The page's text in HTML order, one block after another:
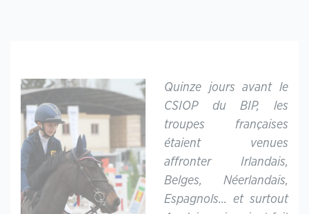
Quinze jours avant le
CSIOP du BIP, les
troupes françaises
étaient venues
affronter Irlandais,
Belges, Néerlandais,
Espagnols… et surtout